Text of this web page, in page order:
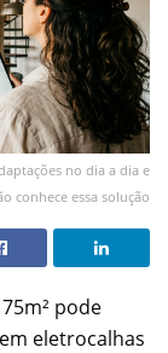
no dia a dia e
conhece essa solução
pode
eletrocalhas